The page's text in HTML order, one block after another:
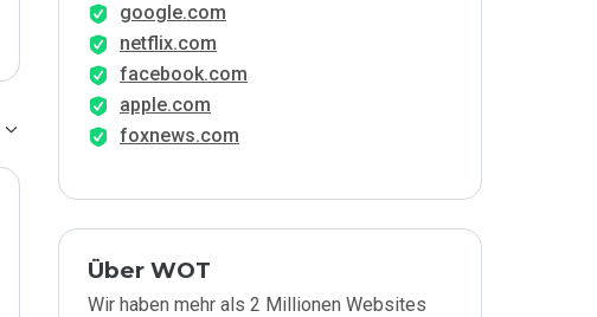
google.com
netflix.com
facebook.com
apple.com
foxnews.com
Über WOT
Wir haben mehr als 2 Millionen Websites